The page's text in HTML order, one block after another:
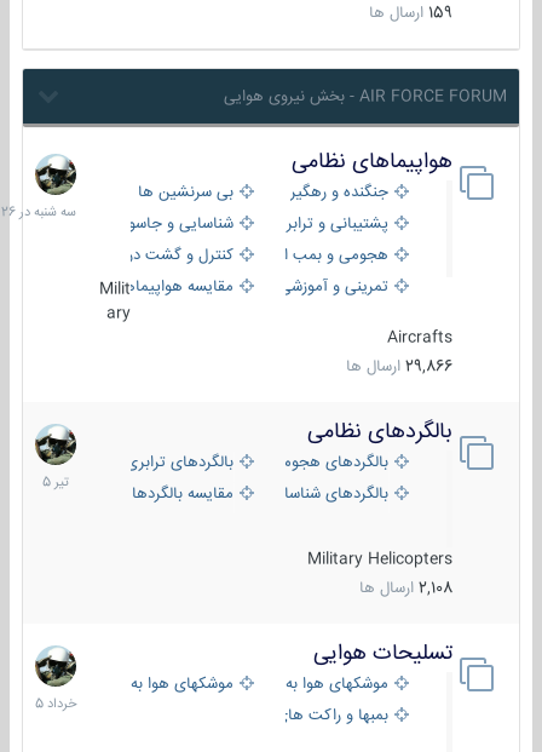
159 ارسال ها
AIR FORCE FORUM - بخش نیروی هوایی
هواپیماهای نظامی
جنگنده و رهگیر
بی سرنشین ها
پشتیبانی و ترابری
شناسایی و جاسوسی
هجومی و بمب افکن
کنترل و گشت دریایی
تمرینی و آموزشی
مقایسه هواپیماهاMilit
ary
Aircrafts
29,866 ارسال ها
سه
شنبه
در
بالگردهای نظامی
بالگردهای هجومی
بالگردهای ترابری
بالگردهای شناسایی
مقایسه بالگردها
Military Helicopters
2,108 ارسال ها
22
تیر
1405
تسلیحات هوایی
موشکهای هوا به هوا
موشکهای هوا به سطح
بمبها و راکت های هوایی
30
خرداد
1405